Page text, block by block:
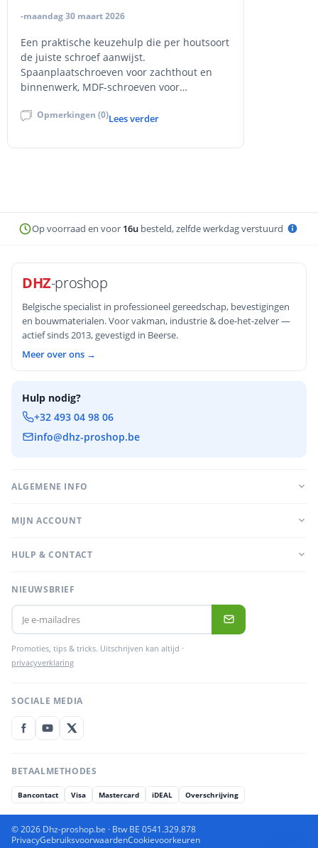
-maandag 30 maart 2026
Een praktische keuzehulp die per houtsoort
de juiste schroef aanwijst.
Spaanplaatschroeven voor zachthout en
binnenwerk, MDF-schroeven voor
tellerkopschroeven voor zware
vlonderschroeven voor terras en
Opmerkingen (0)Lees verder
Op voorraad en voor 16ubesteld, zelfde werkdag verstuurd
DHZ-proshop
Belgische specialist in professioneel gereedschap, bevestigingen
en bouwmaterialen. Voor vakman, industrie & doe-het-zelver —
actief sinds 2013, gevestigd in Beerse.
Meer over ons →
Hulp nodig?
+32 493 04 98 06
info@dhz-proshop.be
ALGEMENE INFO
MIJN ACCOUNT
HULP & CONTACT
NIEUWSBRIEF
Promoties, tips & tricks. Uitschrijven kan altijd ·
privacyverklaring
SOCIALE MEDIA
BETAALMETHODES
Bancontact Visa Mastercard iDEAL Overschrijving
© 2026 Dhz-proshop.be · Btw BE 0541.329.878
PrivacyGebruiksvoorwaardenCookievoorkeuren